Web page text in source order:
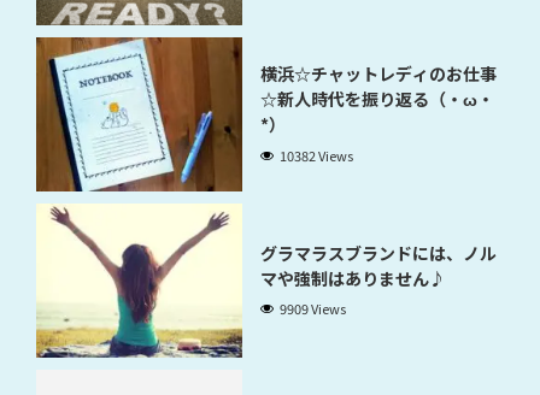
横浜☆チャットレディのお仕事
☆新人時代を振り返る（・ω・
*）
10382 Views
グラマラスブランドには、ノル
マや強制はありません♪
9909 Views